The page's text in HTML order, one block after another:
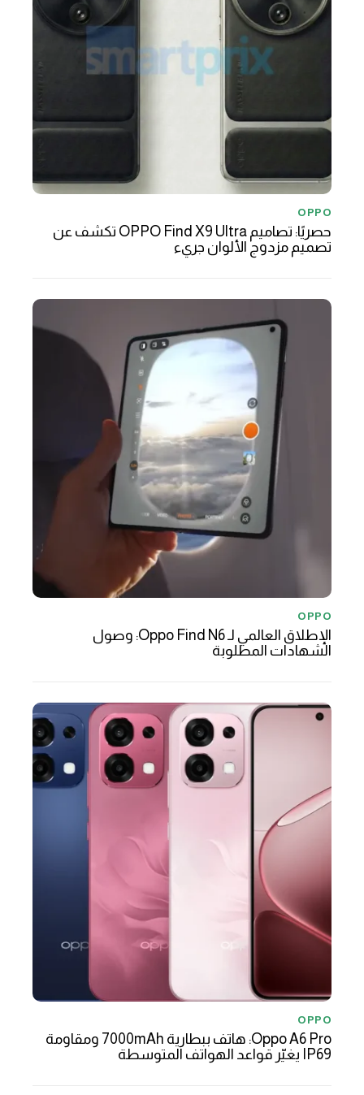
OPPO
حصريًا: تصاميم OPPO Find X9 Ultra تكشف عن
تصميم مزدوج الألوان جريء
OPPO
الإطلاق العالمي لـ Oppo Find N6: وصول
الشهادات المطلوبة
OPPO
Oppo A6 Pro: هاتف ببطارية 7000mAh ومقاومة
IP69 يغيّر قواعد الهواتف المتوسطة